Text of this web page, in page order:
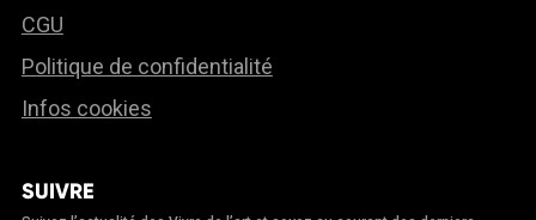
CGU
Politique de confidentialité
Infos cookies
SUIVRE